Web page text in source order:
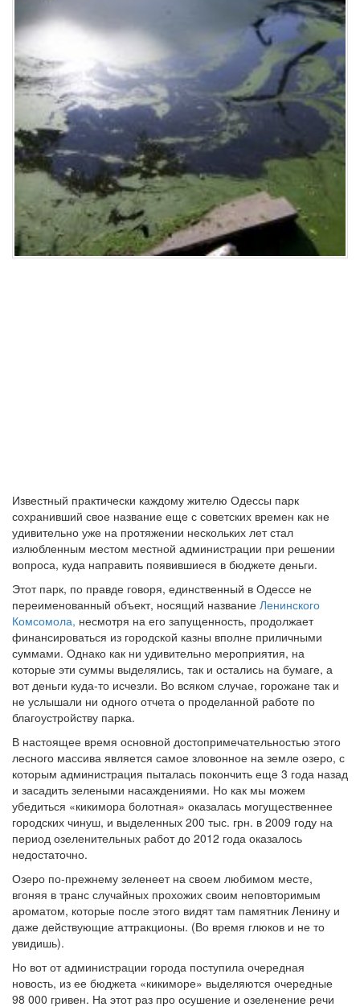
Известный практически каждому жителю Одессы парк
сохранивший свое название еще с советских времен как не
удивительно уже на протяжении нескольких лет стал
излюбленным местом местной администрации при решении
вопроса, куда направить появившиеся в бюджете деньги.
Этот парк, по правде говоря, единственный в Одессе не
переименованный объект, носящий название Ленинского
Комсомола, несмотря на его запущенность, продолжает
финансироваться из городской казны вполне приличными
суммами. Однако как ни удивительно мероприятия, на
которые эти суммы выделялись, так и остались на бумаге, а
вот деньги куда-то исчезли. Во всяком случае, горожане так и
не услышали ни одного отчета о проделанной работе по
благоустройству парка.
В настоящее время основной достопримечательностью этого
лесного массива является самое зловонное на земле озеро, с
которым администрация пыталась покончить еще 3 года назад
и засадить зелеными насаждениями. Но как мы можем
убедиться «кикимора болотная» оказалась могущественнее
городских чинуш, и выделенных 200 тыс. грн. в 2009 году на
период озеленительных работ до 2012 года оказалось
недостаточно.
Озеро по-прежнему зеленеет на своем любимом месте,
вгоняя в транс случайных прохожих своим неповторимым
ароматом, которые после этого видят там памятник Ленину и
даже действующие аттракционы. (Во время глюков и не то
увидишь).
Но вот от администрации города поступила очередная
новость, из ее бюджета «кикиморе» выделяются очередные
98 000 гривен. На этот раз про осушение и озеленение речи